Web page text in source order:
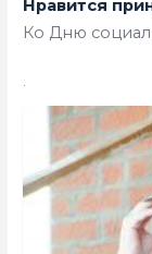
Нравится
Ко Дню